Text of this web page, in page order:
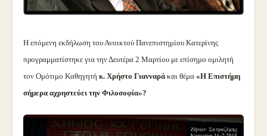
Η επόμενη εκδήλωση του Ανοικτού Πανεπιστημίου Κατερίνης
προγραμματίστηκε για την Δευτέρα 2 Μαρτίου με επίσημο ομιλητή
τον Ομότιμο Καθηγητή κ. Χρήστο Γιανναρά και θέμα «Η Επιστήμη
σήμερα αχρηστεύει την Φιλοσοφία»?